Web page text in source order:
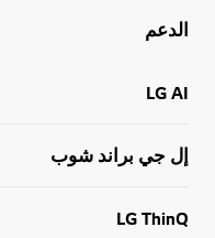
الدعم
LG AI
إل جي براند شوب
LG ThinQ